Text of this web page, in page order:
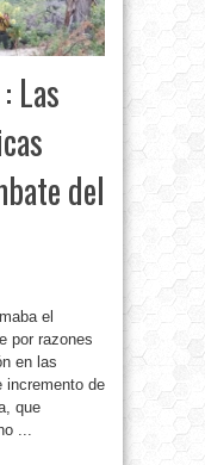
Las
del
el
por razones
en las
incremento de
que
...